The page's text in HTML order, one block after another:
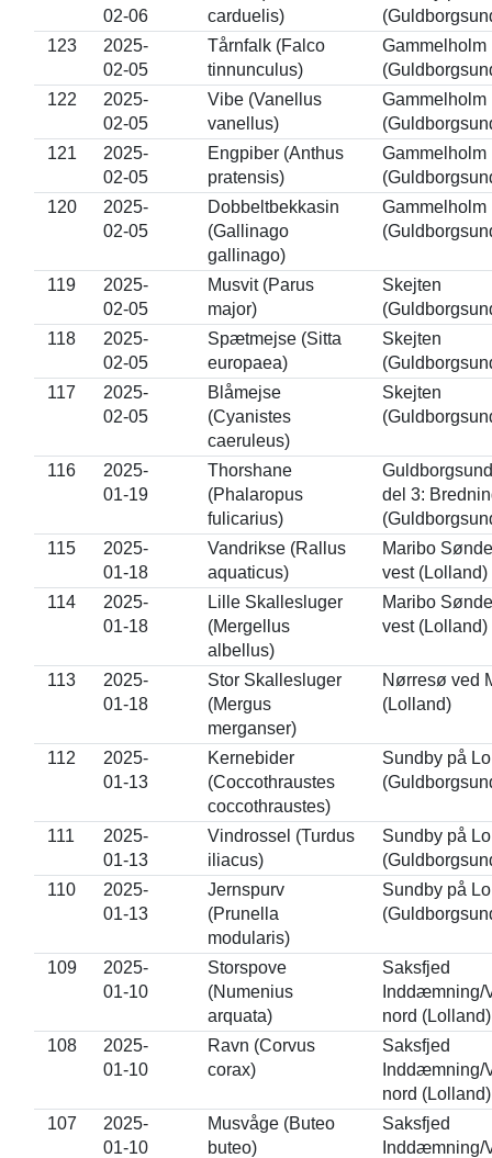
02-06
carduelis)
123
2025-
02-05
Tårnfalk (Falco
tinnunculus)
Gammelholm
122
2025-
02-05
Vibe (Vanellus
vanellus)
Gammelholm
121
2025-
02-05
Engpiber (Anthus
pratensis)
Gammelholm
120
2025-
02-05
Dobbeltbekkasin
(Gallinago
gallinago)
Gammelholm
119
2025-
02-05
Musvit (Parus
major)
Skejten
118
2025-
02-05
Spætmejse (Sitta
europaea)
Skejten
117
2025-
02-05
Blåmejse
(Cyanistes
caeruleus)
Skejten
116
2025-
01-19
Thorshane
(Phalaropus
fulicarius)
del 3:
115
2025-
01-18
Vandrikse (Rallus
aquaticus)
Maribo
vest (Lolland)
114
2025-
01-18
Lille Skallesluger
(Mergellus
albellus)
Maribo
vest (Lolland)
113
2025-
01-18
Stor Skallesluger
(Mergus
merganser)
Nørresø ved
(Lolland)
112
2025-
01-13
Kernebider
(Coccothraustes
coccothraustes)
Sundby på
111
2025-
01-13
Vindrossel (Turdus
iliacus)
Sundby på
110
2025-
01-13
Jernspurv
(Prunella
modularis)
Sundby på
109
2025-
01-10
Storspove
(Numenius
arquata)
Saksfjed
Inddæmning/
nord (Lolland)
108
2025-
01-10
Ravn (Corvus
corax)
Saksfjed
Inddæmning/
nord (Lolland)
107
2025-
01-10
Musvåge (Buteo
buteo)
Saksfjed
Inddæmning/